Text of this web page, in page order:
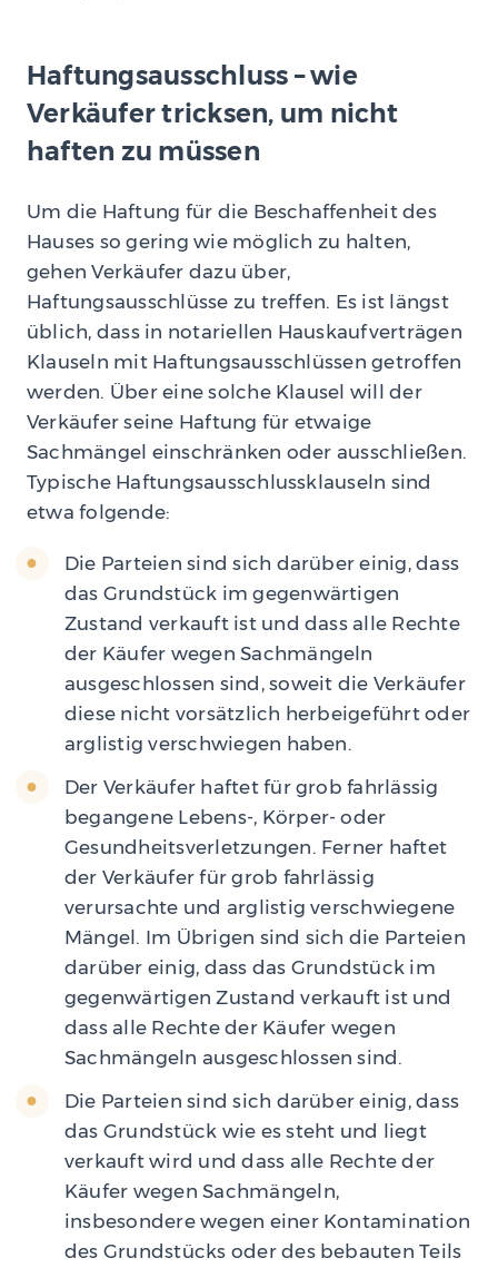
Haftungsausschluss – wie
Verkäufer tricksen, um nicht
haften zu müssen
Um die Haftung für die Beschaffenheit des
Hauses so gering wie möglich zu halten,
gehen Verkäufer dazu über,
Haftungsausschlüsse zu treffen. Es ist längst
üblich, dass in notariellen Hauskaufverträgen
Klauseln mit Haftungsausschlüssen getroffen
werden. Über eine solche Klausel will der
Verkäufer seine Haftung für etwaige
Sachmängel einschränken oder ausschließen.
Typische Haftungsausschlussklauseln sind
etwa folgende:
Die Parteien sind sich darüber einig, dass
das Grundstück im gegenwärtigen
Zustand verkauft ist und dass alle Rechte
der Käufer wegen Sachmängeln
ausgeschlossen sind, soweit die Verkäufer
diese nicht vorsätzlich herbeigeführt oder
arglistig verschwiegen haben.
Der Verkäufer haftet für grob fahrlässig
begangene Lebens-, Körper- oder
Gesundheitsverletzungen. Ferner haftet
der Verkäufer für grob fahrlässig
verursachte und arglistig verschwiegene
Mängel. Im Übrigen sind sich die Parteien
darüber einig, dass das Grundstück im
gegenwärtigen Zustand verkauft ist und
dass alle Rechte der Käufer wegen
Sachmängeln ausgeschlossen sind.
Die Parteien sind sich darüber einig, dass
das Grundstück wie es steht und liegt
verkauft wird und dass alle Rechte der
Käufer wegen Sachmängeln,
insbesondere wegen einer Kontamination
des Grundstücks oder des bebauten Teils